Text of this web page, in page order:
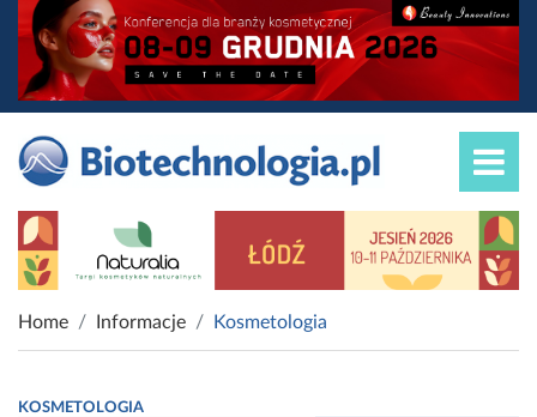
Home Informacje Kosmetologia
KOSMETOLOGIA